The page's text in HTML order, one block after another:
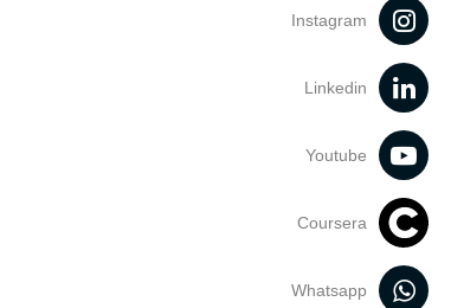
Instagram
Linkedin
Youtube
Coursera
Whatsapp